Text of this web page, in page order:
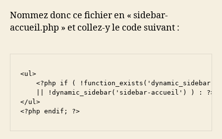
Nommez donc ce fichier en « sidebar-
accueil.php » et collez-y le code suivant :
<ul>
<?php if ( !function_exists('dynamic_sidebar')
|| !dynamic_sidebar('sidebar-accueil') ) : ?>
</ul>
<?php endif; ?>